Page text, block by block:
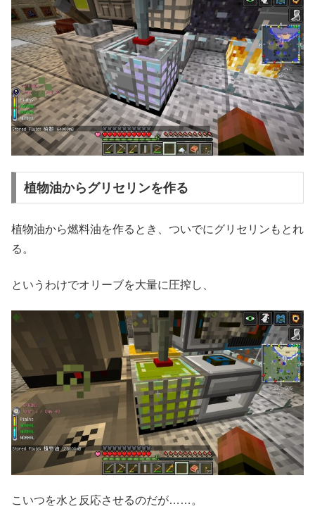
植物油からグリセリンを作る
植物油から燃料油を作るとき、ついでにグリセリンもとれ
る。
というわけでオリーブを大量に圧搾し、
こいつを水と反応させるのだが……。